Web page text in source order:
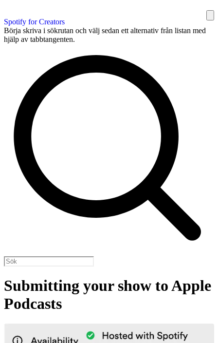
Spotify for Creators
Börja skriva i sökrutan och välj sedan ett alternativ från listan med
hjälp av tabbtangenten.
Submitting your show to Apple
Podcasts